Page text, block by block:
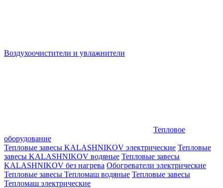
Воздухоочистители и увлажнители
Тепловое
оборудование
Тепловые завесы KALASHNIKOV электрические Тепловые
завесы KALASHNIKOV водяные Тепловые завесы
KALASHNIKOV без нагрева Обогреватели электрические
Тепловые завесы Тепломаш водяные Тепловые завесы
Тепломаш электрические